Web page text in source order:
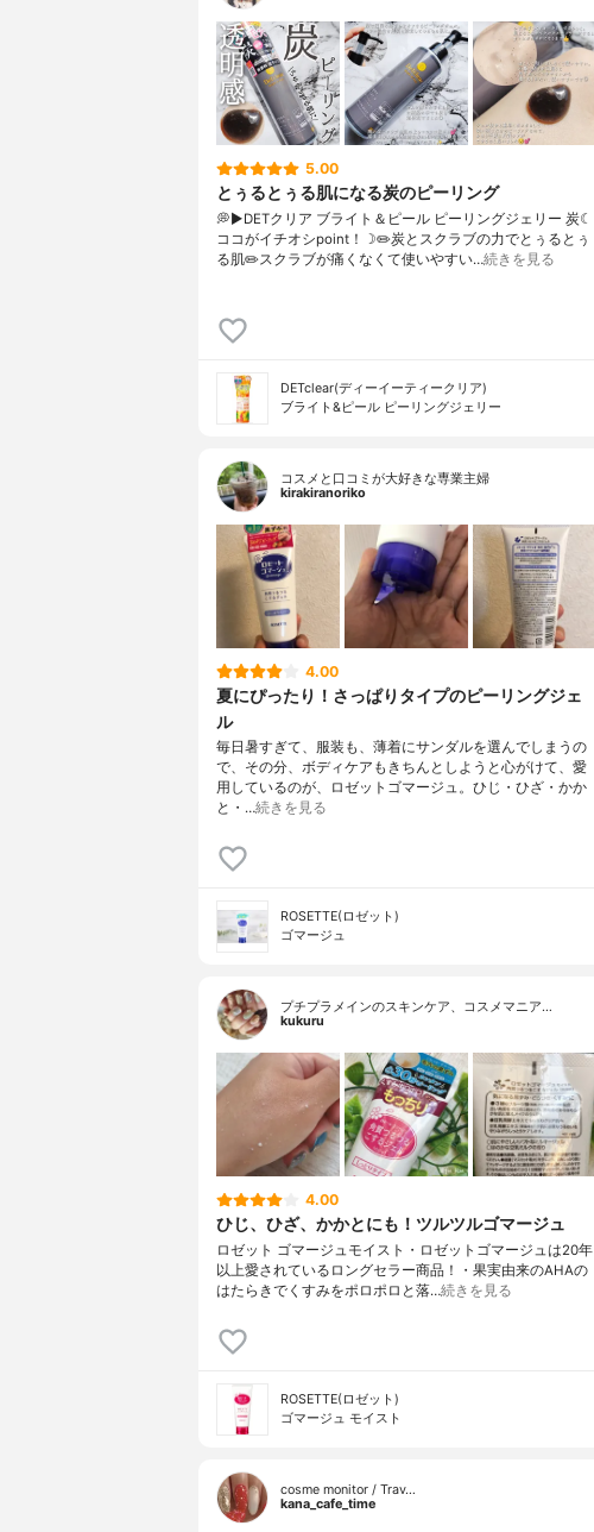
5.00
とぅるとぅる肌になる炭のピーリング
💭▶️DETクリア ブライト＆ピール ピーリングジェリー 炭☾
ココがイチオシpoint！☽✏️炭とスクラブの力でとぅるとぅ
る肌✏️スクラブが痛くなくて使いやすい…続きを見る
DETclear(ディーイーティークリア)
ブライト&ピール ピーリングジェリー
コスメと口コミが大好きな専業主婦
kirakiranoriko
4.00
夏にぴったり！さっぱりタイプのピーリングジェ
ル
毎日暑すぎて、服装も、薄着にサンダルを選んでしまうの
で、その分、ボディケアもきちんとしようと心がけて、愛
用しているのが、ロゼットゴマージュ。ひじ・ひざ・かか
と・…続きを見る
ROSETTE(ロゼット)
ゴマージュ
プチプラメインのスキンケア、コスメマニア…
kukuru
4.00
ひじ、ひざ、かかとにも！ツルツルゴマージュ
ロゼット ゴマージュモイスト・ロゼットゴマージュは20年
以上愛されているロングセラー商品！・果実由来のAHAの
はたらきでくすみをポロポロと落…続きを見る
ROSETTE(ロゼット)
ゴマージュ モイスト
cosme monitor / Trav…
kana_cafe_time